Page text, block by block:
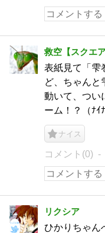
救空【スクエア
表紙見て「雫
ど、ちゃんと
動いて、つい
ーム！？（ﾅｲ
ナイス
コメント(0)
リクシア
ひかりちゃん